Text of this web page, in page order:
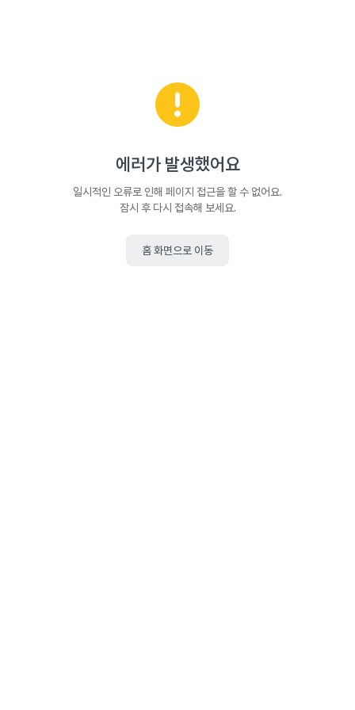
에러가 발생했어요
일시적인 오류로 인해 페이지 접근을 할 수 없어요.
잠시 후 다시 접속해 보세요.
홈 화면으로 이동